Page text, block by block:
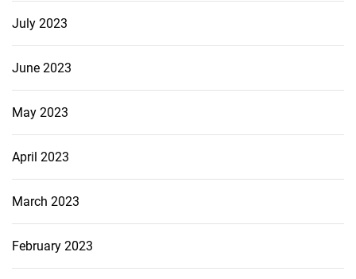
July 2023
June 2023
May 2023
April 2023
March 2023
February 2023